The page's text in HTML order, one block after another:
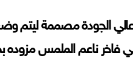
الجودة مصممة ليتم
ناعم الملمس مزوده